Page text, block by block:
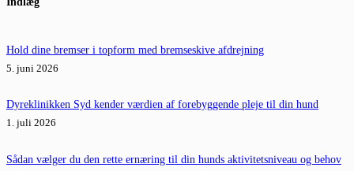
resultater
Hold dine bremser i topform med bremseskive afdrejning
5. juni 2026
Dyreklinikken Syd kender værdien af forebyggende pleje til din hund
1. juli 2026
Sådan vælger du den rette ernæring til din hunds aktivitetsniveau og behov